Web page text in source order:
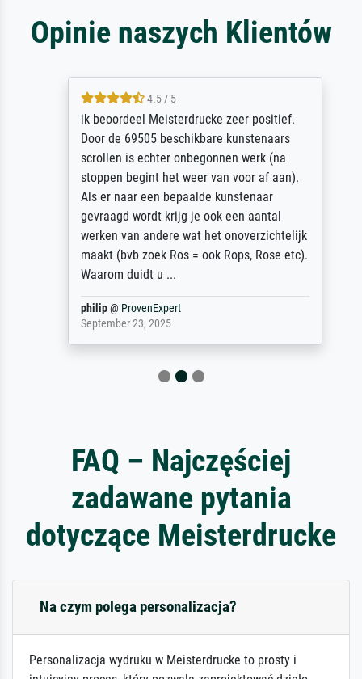
Opinie naszych Klientów
4.5 / 5
ik beoordeel Meisterdrucke zeer positief.
Door de 69505 beschikbare kunstenaars
scrollen is echter onbegonnen werk (na
stoppen begint het weer van voor af aan).
Als er naar een bepaalde kunstenaar
gevraagd wordt krijg je ook een aantal
werken van andere wat het onoverzichtelijk
maakt (bvb zoek Ros = ook Rops, Rose etc).
Waarom duidt u ...
philip@ProvenExpert
September 23, 2025
FAQ – Najczęściej
zadawane pytania
dotyczące Meisterdrucke
Na czym polega personalizacja?
Personalizacja wydruku w Meisterdrucke to prosty i